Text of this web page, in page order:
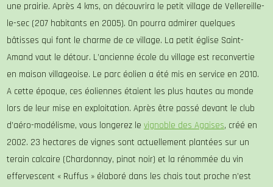
une prairie. Après 4 kms, on découvrira le petit village de Vellereille-
le-sec (207 habitants en 2005). On pourra admirer quelques
bâtisses qui font le charme de ce village. La petit église Saint-
Amand vaut le détour. L’ancienne école du village est reconvertie
en maison villageoise. Le parc éolien a été mis en service en 2010.
A cette époque, ces éoliennes étaient les plus hautes au monde
lors de leur mise en exploitation. Après être passé devant le club
d’aéro-modélisme, vous longerez levignoble des Agaises, créé en
2002. 23 hectares de vignes sont actuellement plantées sur un
terain calcaire (Chardonnay, pinot noir) et la rénommée du vin
effervescent « Ruffus » élaboré dans les chais tout proche n’est